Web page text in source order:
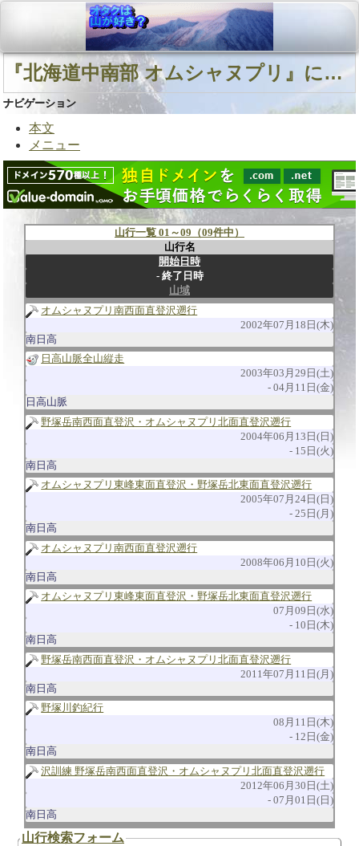
『北海道中南部 オムシャヌプリ』に関連する山行
ナビゲーション
本文
メニュー
山行一覧 01～09（09件中）
山行名
開始日時
終了日時
山域
オムシャヌプリ南西面直登沢遡行
2002年07月18日(木)
南日高
日高山脈全山縦走
2003年03月29日(土)
04月11日(金)
日高山脈
野塚岳南西面直登沢・オムシャヌプリ北面直登沢遡行
2004年06月13日(日)
15日(火)
南日高
オムシャヌプリ東峰東面直登沢・野塚岳北東面直登沢遡行
2005年07月24日(日)
25日(月)
南日高
オムシャヌプリ南西面直登沢遡行
2008年06月10日(火)
南日高
オムシャヌプリ東峰東面直登沢・野塚岳北東面直登沢遡行
07月09日(水)
10日(木)
南日高
野塚岳南西面直登沢・オムシャヌプリ北面直登沢遡行
2011年07月11日(月)
南日高
野塚川釣紀行
08月11日(木)
12日(金)
南日高
沢訓練 野塚岳南西面直登沢・オムシャヌプリ北面直登沢遡行
2012年06月30日(土)
07月01日(日)
南日高
山行検索フォーム